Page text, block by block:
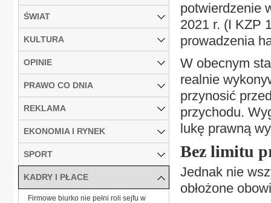
potwierdzenie
2021 r. (I KZP
prowadzenia
W obecnym
realnie
przynosić
przychodu.
lukę prawną
Bez limitu
Jednak nie
obłożone
ŚWIAT
KULTURA
OPINIE
PRAWO CO DNIA
REKLAMA
EKONOMIA I RYNEK
SPORT
KADRY I PŁACE
Firmowe biurko nie pełni roli sejfu w